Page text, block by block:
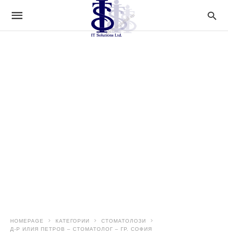
HOMEPAGE КАТЕГОРИИ
СТОМАТОЛОЗИ
Д-Р ИЛИЯ ПЕТРОВ – СТОМАТОЛОГ – ГР. СОФИЯ